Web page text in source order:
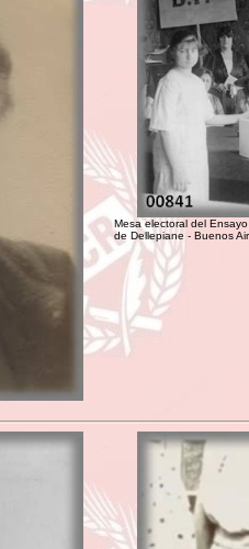
Mesa electoral del
de Dellepiane - Buenos